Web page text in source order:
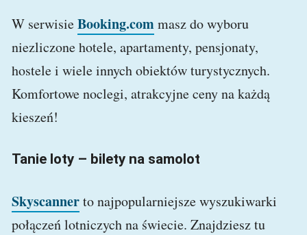
W serwisieBooking.commasz do wyboru
niezliczone hotele, apartamenty, pensjonaty,
hostele i wiele innych obiektów turystycznych.
Komfortowe noclegi, atrakcyjne ceny na każdą
kieszeń!
Tanie loty – bilety na samolot
Skyscannerto najpopularniejsze wyszukiwarki
połączeń lotniczych na świecie. Znajdziesz tu